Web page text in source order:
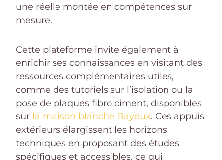
une réelle montée en compétences sur
mesure.
Cette plateforme invite également à
enrichir ses connaissances en visitant des
ressources complémentaires utiles,
comme des tutoriels sur l’isolation ou la
pose de plaques fibro ciment, disponibles
sur la maison blanche Bayeux. Ces appuis
extérieurs élargissent les horizons
techniques en proposant des études
spécifiques et accessibles, ce qui